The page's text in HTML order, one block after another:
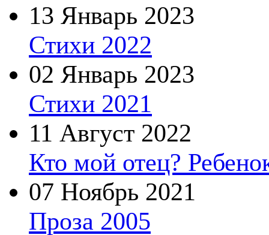
13 Январь 2023
Стихи 2022
02 Январь 2023
Стихи 2021
11 Август 2022
Кто мой отец?
07 Ноябрь 2021
Проза 2005